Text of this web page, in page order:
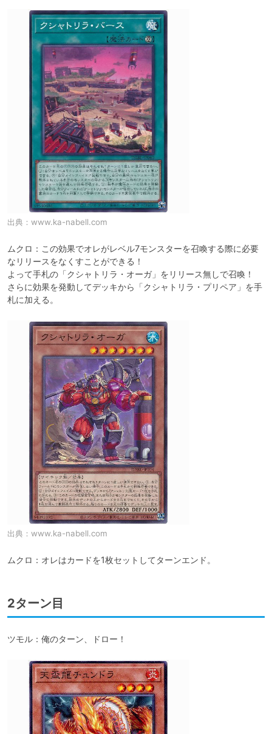
出典： www.ka-nabell.com
ムクロ：この効果でオレがレベル7モンスターを召喚する際に必要
なリリースをなくすことができる！
よって手札の「クシャトリラ・オーガ」をリリース無しで召喚！
さらに効果を発動してデッキから「クシャトリラ・プリペア」を手
札に加える。
出典： www.ka-nabell.com
ムクロ：オレはカードを1枚セットしてターンエンド。
2ターン目
ツモル：俺のターン、ドロー！